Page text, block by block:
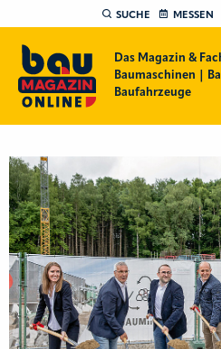
SUCHE MESSEN
Das Magazin &
Baumaschinen |
Baufahrzeuge